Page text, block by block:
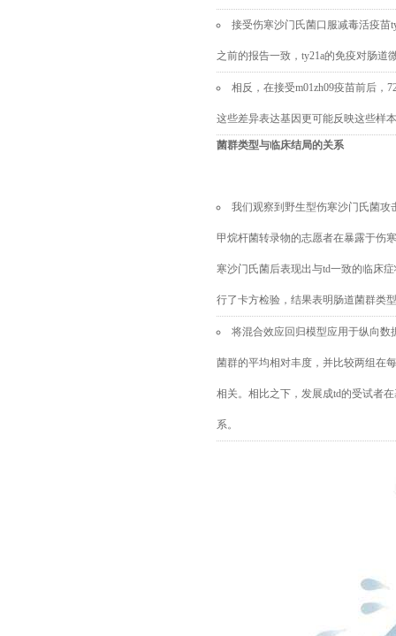
接受伤寒沙门氏菌口服减毒活疫苗
之前的报告一致， ty21a的免疫对肠道
相反，在接受m01zh09疫苗前后，
这些差异表达基因更可能反映这些样
菌群类型与临床结局的关系
我们观察到 野生型伤寒沙门氏菌攻
甲烷杆菌转录物的志愿者在暴露于伤
寒沙门氏菌后表现出与td一致的临床
行了卡方检验，结果表明肠道菌群类型
将混合效应回归模型应用于纵向数
菌群的平均相对丰度，并比较两组在
相关。 相比之下， 发展成td的受试者
系。